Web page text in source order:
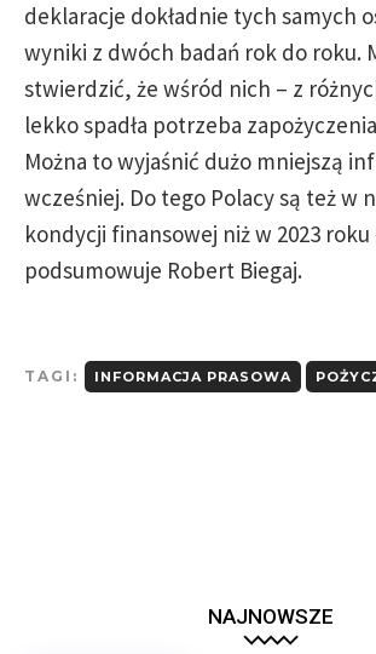
deklaracje dokładnie tych samych
wyniki z dwóch badań rok do roku.
stwierdzić, że wśród nich – z
lekko spadła potrzeba
Można to wyjaśnić dużo mniejszą
wcześniej. Do tego Polacy są też w
kondycji finansowej niż w 2023 roku
podsumowuje Robert Biegaj.
TAGI: INFORMACJA PRASOWA
NAJNOWSZE